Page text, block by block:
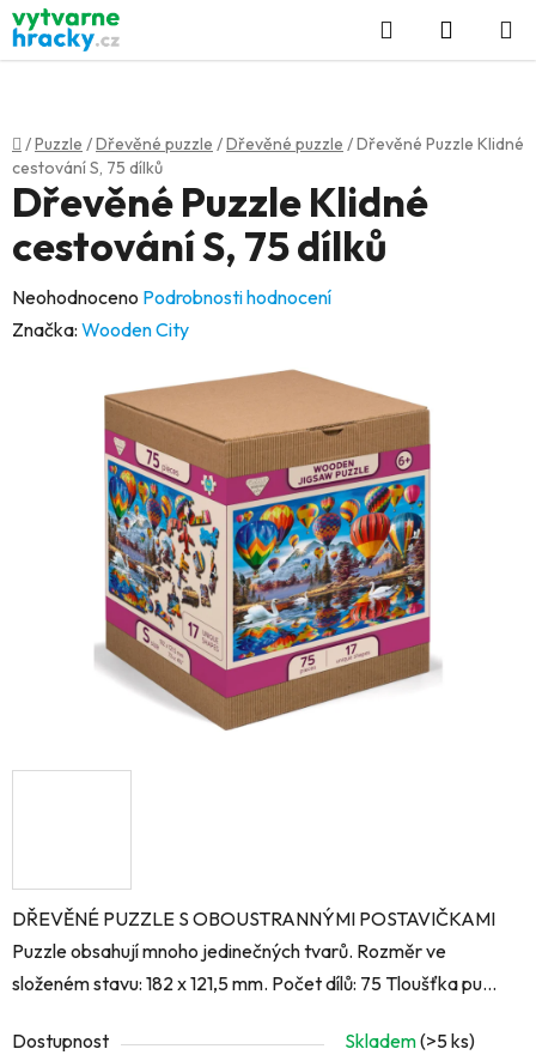
Přejít
na
obsah
Hledat
KOŠÍK
Domů
/Puzzle /Dřevěné puzzle /Dřevěné puzzle /Dřevěné Puzzle Klidné
cestování S, 75 dílků
DŘEVĚNÉ PUZZLE S OBOUSTRANNÝMI POSTAVIČKAMI
Puzzle obsahují mnoho jedinečných tvarů. Rozměr ve
složeném stavu: 182 x 121,5 mm. Počet dílů: 75 Tloušťka pu...
Dostupnost Skladem(>5 ks)
Dřevěné Puzzle Klidné
cestování S, 75 dílků
Průměrné
hodnocení
Neohodnoceno Podrobnosti hodnocení
Značka: Wooden City